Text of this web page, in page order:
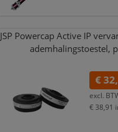
JSP Powercap Active IP
ademhalingstoestel,
€
excl.
€ 38,91